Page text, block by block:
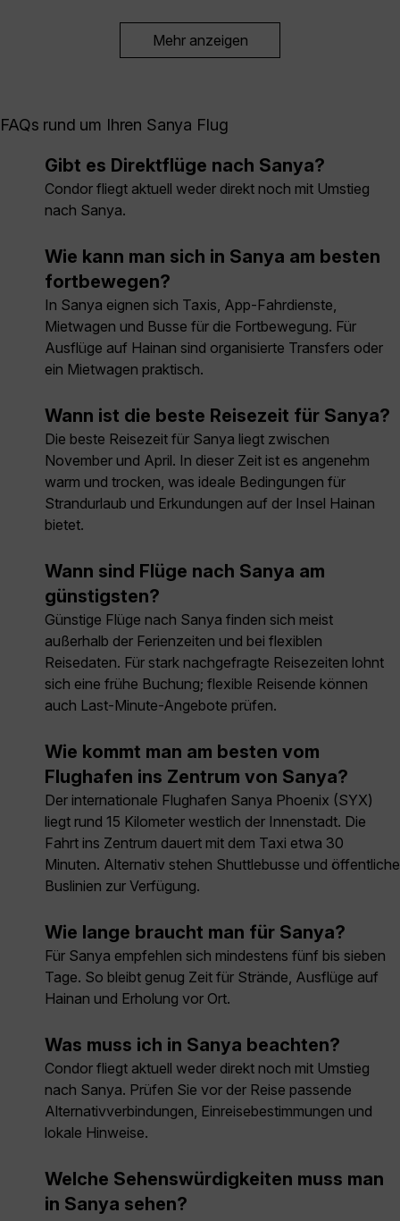
Mehr anzeigen
FAQs rund um Ihren Sanya Flug
Gibt es Direktflüge nach Sanya?
Condor fliegt aktuell weder direkt noch mit Umstieg
nach Sanya.
Wie kann man sich in Sanya am besten
fortbewegen?
In Sanya eignen sich Taxis, App-Fahrdienste,
Mietwagen und Busse für die Fortbewegung. Für
Ausflüge auf Hainan sind organisierte Transfers oder
ein Mietwagen praktisch.
Wann ist die beste Reisezeit für Sanya?
Die beste Reisezeit für Sanya liegt zwischen
November und April. In dieser Zeit ist es angenehm
warm und trocken, was ideale Bedingungen für
Strandurlaub und Erkundungen auf der Insel Hainan
bietet.
Wann sind Flüge nach Sanya am
günstigsten?
Günstige Flüge nach Sanya finden sich meist
außerhalb der Ferienzeiten und bei flexiblen
Reisedaten. Für stark nachgefragte Reisezeiten lohnt
sich eine frühe Buchung; flexible Reisende können
auch Last-Minute-Angebote prüfen.
Wie kommt man am besten vom
Flughafen ins Zentrum von Sanya?
Der internationale Flughafen Sanya Phoenix (SYX)
liegt rund 15 Kilometer westlich der Innenstadt. Die
Fahrt ins Zentrum dauert mit dem Taxi etwa 30
Minuten. Alternativ stehen Shuttlebusse und öffentliche
Buslinien zur Verfügung.
Wie lange braucht man für Sanya?
Für Sanya empfehlen sich mindestens fünf bis sieben
Tage. So bleibt genug Zeit für Strände, Ausflüge auf
Hainan und Erholung vor Ort.
Was muss ich in Sanya beachten?
Condor fliegt aktuell weder direkt noch mit Umstieg
nach Sanya. Prüfen Sie vor der Reise passende
Alternativverbindungen, Einreisebestimmungen und
lokale Hinweise.
Welche Sehenswürdigkeiten muss man
in Sanya sehen?